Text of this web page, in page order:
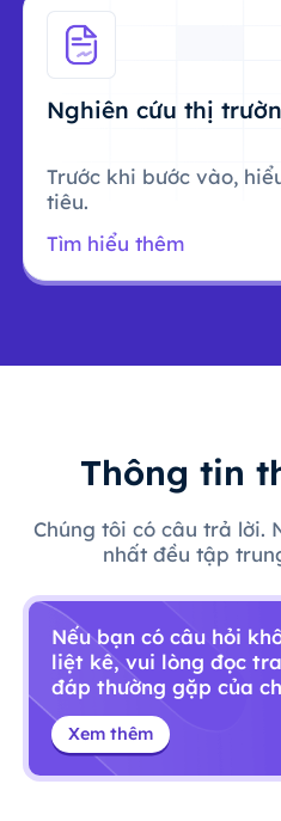
Nghiên cứu thị
Trước khi bước vào,
tiêu.
Tìm hiểu thêm
Thông tin
Chúng tôi có câu trả lời.
nhất đều tập
Nếu bạn có câu hỏi
liệt kê, vui lòng đọc
đáp thường gặp của
Xem thêm